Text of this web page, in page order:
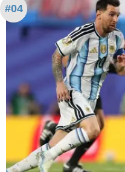
#04